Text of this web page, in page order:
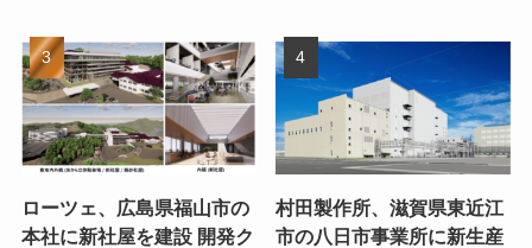
ローツェ、広島県福山市の
本社に新社屋を建設 開発ク
村田製作所、滋賀県東近江
市の八日市事業所に新生産